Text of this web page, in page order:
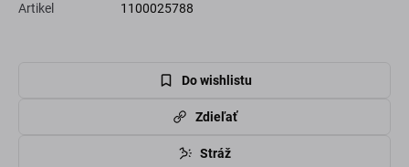
Artikel 1100025788
Do wishlistu
Zdieľať
Stráž